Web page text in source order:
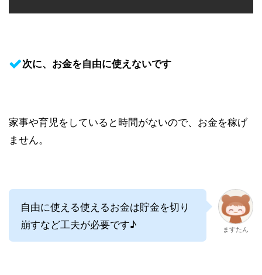
次に、お金を自由に使えないです
家事や育児をしていると時間がないので、お金を稼げ
ません。
自由に使える使えるお金は貯金を切り
崩すなど工夫が必要です♪
ますたん